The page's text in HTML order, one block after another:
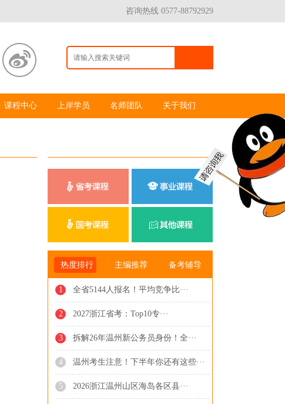
咨询热线 0577-88792929
课程中心 上岸学员 名师团队 关于我们
热度排行 主编推荐 备考辅导
1
2
3
4
5
全省5144人报名！平均竞争比···
2027浙江省考：Top10专···
拆解26年温州新公务员身份！全···
温州考生注意！下半年你还有这些···
2026浙江温州山区海岛各区县···